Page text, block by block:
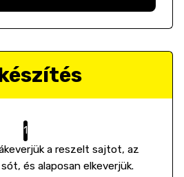
a reszelt sajtot, az
és alaposan elkeverjük.